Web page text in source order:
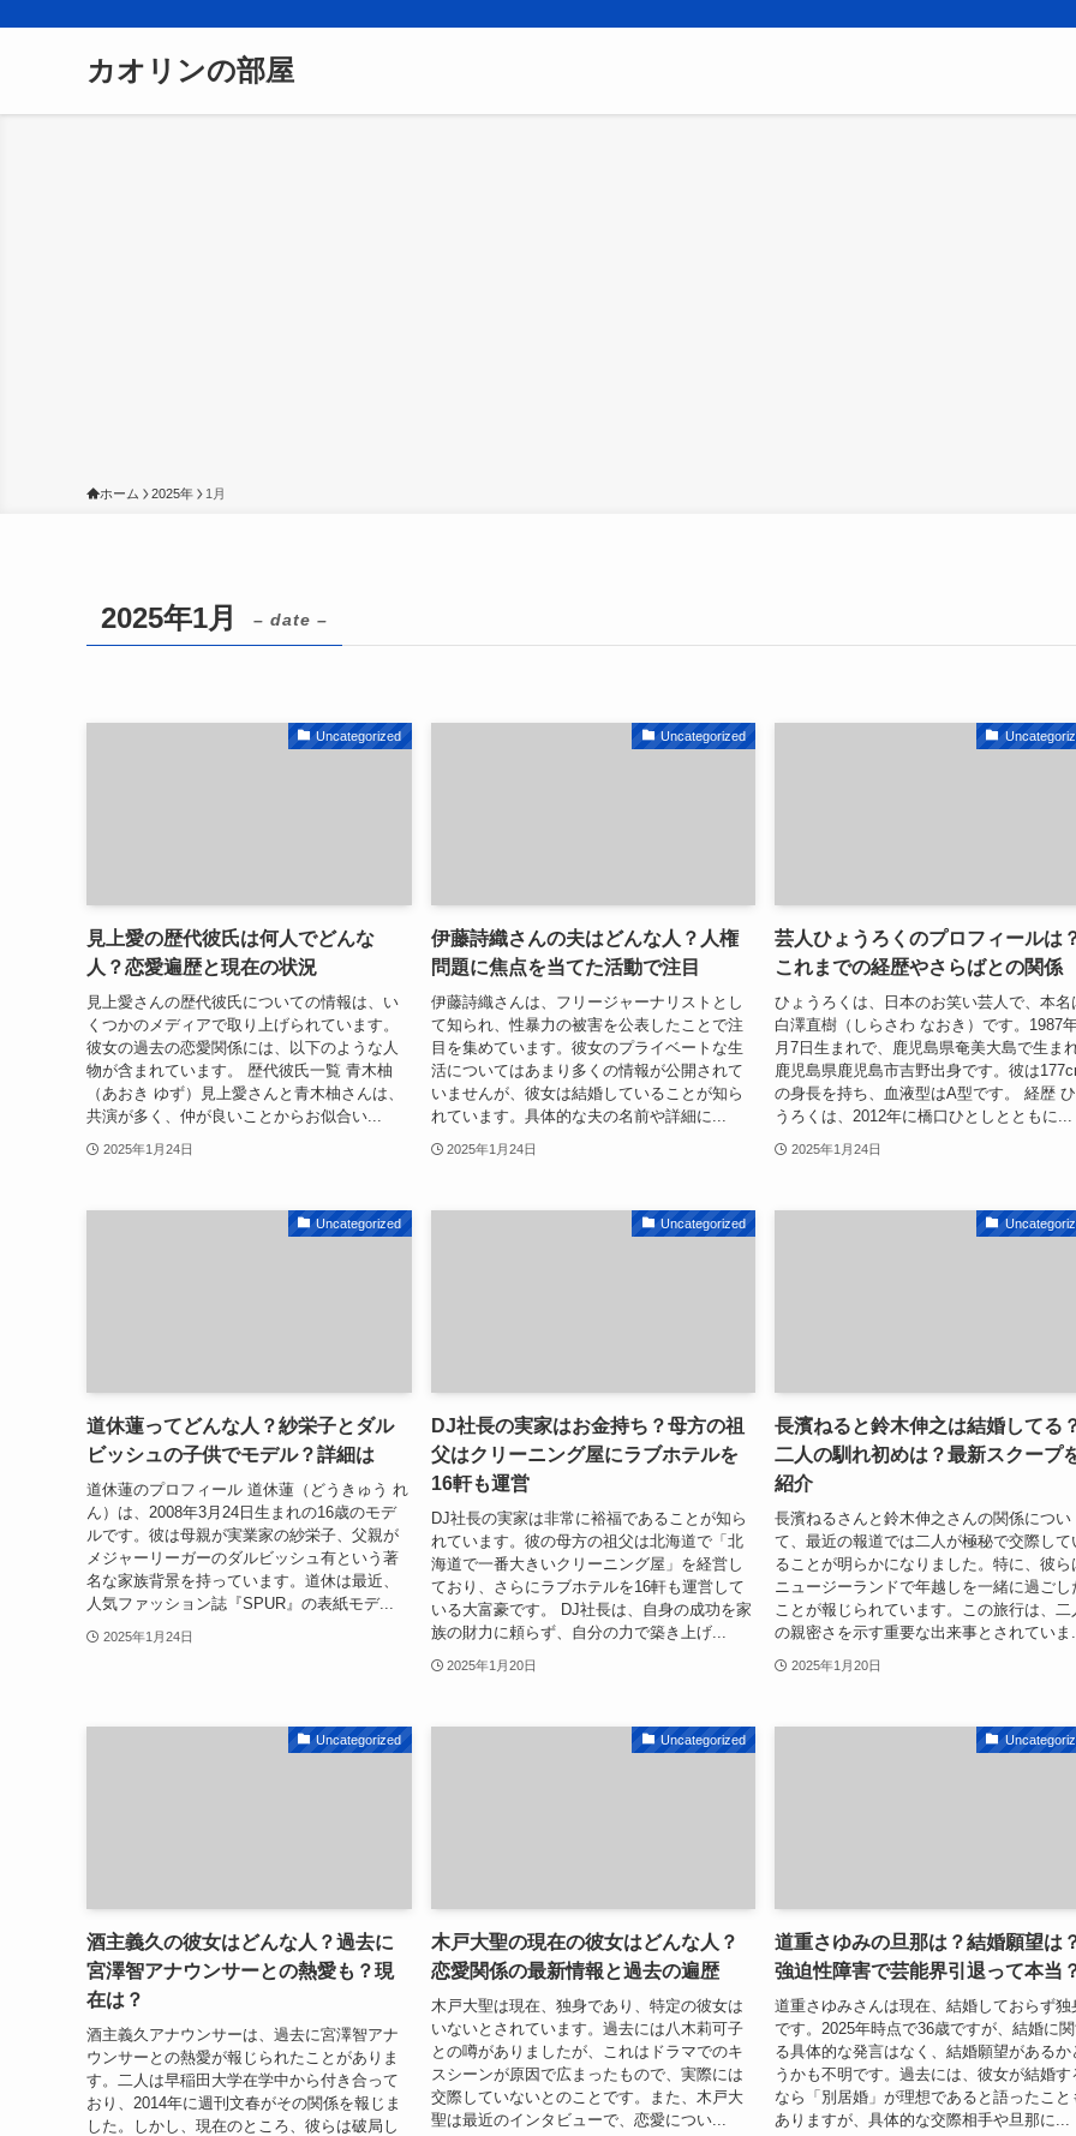
カオリンの部屋
ホーム 2025年 1月
2025年1月 – date –
Uncategorized
見上愛の歴代彼氏は何人でどんな
人？恋愛遍歴と現在の状況
見上愛さんの歴代彼氏についての情報は、い
くつかのメディアで取り上げられています。
彼女の過去の恋愛関係には、以下のような人
物が含まれています。 歴代彼氏一覧 青木柚
（あおき ゆず）見上愛さんと青木柚さんは、
共演が多く、仲が良いことからお似合い...
2025年1月24日
Uncategorized
伊藤詩織さんの夫はどんな人？人権
問題に焦点を当てた活動で注目
伊藤詩織さんは、フリージャーナリストとし
て知られ、性暴力の被害を公表したことで注
目を集めています。彼女のプライベートな生
活についてはあまり多くの情報が公開されて
いませんが、彼女は結婚していることが知ら
れています。具体的な夫の名前や詳細に...
2025年1月24日
芸人ひょうろくのプロフィールは
これまでの経歴やさらばとの関係
ひょうろくは、日本のお笑い芸人で、本名
白澤直樹（しらさわ なおき）です。1987
月7日生まれで、鹿児島県奄美大島で生まれ
鹿児島県鹿児島市吉野出身です。彼は
の身長を持ち、血液型はA型です。 経歴 ひ
うろくは、2012年に橋口ひとしとともに...
2025年1月24日
Uncategorized
道休蓮ってどんな人？紗栄子とダル
ビッシュの子供でモデル？詳細は
道休蓮のプロフィール 道休蓮（どうきゅう れ
ん）は、2008年3月24日生まれの16歳のモデ
ルです。彼は母親が実業家の紗栄子、父親が
メジャーリーガーのダルビッシュ有という著
名な家族背景を持っています。道休は最近、
人気ファッション誌『SPUR』の表紙モデ...
2025年1月24日
Uncategorized
DJ社長の実家はお金持ち？母方の祖
父はクリーニング屋にラブホテルを
16軒も運営
DJ社長の実家は非常に裕福であることが知ら
れています。彼の母方の祖父は北海道で「北
海道で一番大きいクリーニング屋」を経営し
ており、さらにラブホテルを16軒も運営して
いる大富豪です。 DJ社長は、自身の成功を家
族の財力に頼らず、自分の力で築き上げ...
2025年1月20日
長濱ねると鈴木伸之は結婚してる
二人の馴れ初めは？最新スクープ
紹介
長濱ねるさんと鈴木伸之さんの関係につい
て、最近の報道では二人が極秘で交際して
ることが明らかになりました。特に、彼ら
ニュージーランドで年越しを一緒に過ごし
ことが報じられています。この旅行は、二
の親密さを示す重要な出来事とされていま...
2025年1月20日
Uncategorized
酒主義久の彼女はどんな人？過去に
宮澤智アナウンサーとの熱愛も？現
在は？
酒主義久アナウンサーは、過去に宮澤智アナ
ウンサーとの熱愛が報じられたことがありま
す。二人は早稲田大学在学中から付き合って
おり、2014年に週刊文春がその関係を報じま
した。しかし、現在のところ、彼らは破局し
Uncategorized
木戸大聖の現在の彼女はどんな人？
恋愛関係の最新情報と過去の遍歴
木戸大聖は現在、独身であり、特定の彼女は
いないとされています。過去には八木莉可子
との噂がありましたが、これはドラマでのキ
スシーンが原因で広まったもので、実際には
交際していないとのことです。また、木戸大
聖は最近のインタビューで、恋愛につい...
道重さゆみの旦那は？結婚願望は
強迫性障害で芸能界引退って本当
道重さゆみさんは現在、結婚しておらず独
です。2025年時点で36歳ですが、結婚に
る具体的な発言はなく、結婚願望があるか
うかも不明です。過去には、彼女が結婚す
なら「別居婚」が理想であると語ったこと
ありますが、具体的な交際相手や旦那に...